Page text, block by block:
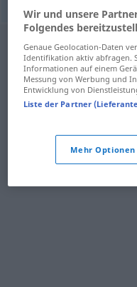
Wir und unsere
Folgendes
Genaue Geolocation-Daten
Identifikation aktiv abfragen.
Informationen auf einem
Messung von Werbung und
Entwicklung von
Liste der Partner
Mehr Optionen